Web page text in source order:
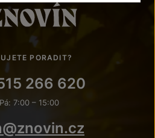
PORADIT?
266 620
7:00 – 15:00